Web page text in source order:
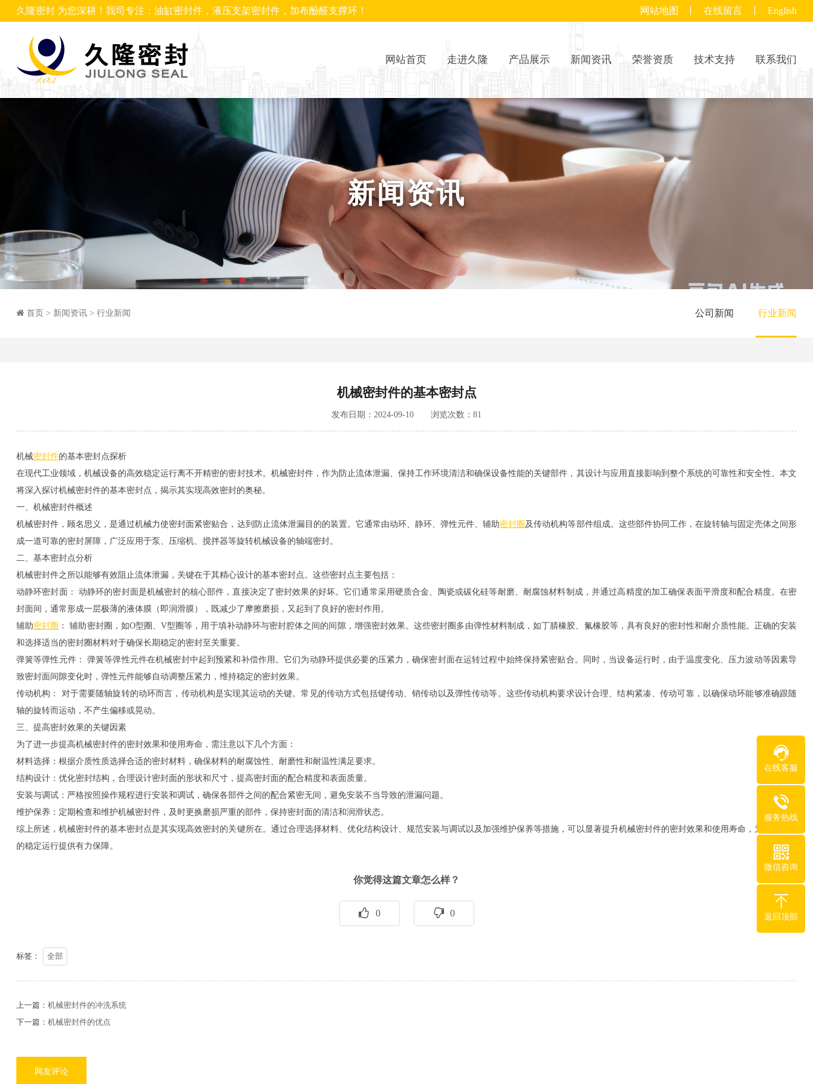
久隆密封 为您深耕！我司专注：油缸密封件，液压支架密封件，加布酚醛支撑环！ 网站地图 在线留言 English
网站首页 走进久隆 产品展示 新闻资讯 荣誉资质 技术支持 联系我们
新闻资讯
首页 > 新闻资讯> 行业新闻 公司新闻 行业新闻
机械密封件的基本密封点
发布日期：2024-09-10 浏览次数： 81
机械密封件的基本密封点探析
在现代工业领域，机械设备的高效稳定运行离不开精密的密封技术。机械密封件，作为防止流体泄漏、保持工作环境清洁和确保设备性能的关键部件，其设计与应用直接影响到整个系统的可靠性和安全性。本文
将深入探讨机械密封件的基本密封点，揭示其实现高效密封的奥秘。
一、机械密封件概述
机械密封件，顾名思义，是通过机械力使密封面紧密贴合，达到防止流体泄漏目的的装置。它通常由动环、静环、弹性元件、辅助密封圈 及传动机构等部件组成。这些部件协同工作，在旋转轴与固定壳体之间形
成一道可靠的密封屏障，广泛应用于泵、压缩机、搅拌器等旋转机械设备的轴端密封。
二、基本密封点分析
机械密封件之所以能够有效阻止流体泄漏，关键在于其精心设计的基本密封点。这些密封点主要包括：
动静环密封面： 动静环的密封面是机械密封的核心部件，直接决定了密封效果的好坏。它们通常采用硬质合金、陶瓷或碳化硅等耐磨、耐腐蚀材料制成，并通过高精度的加工确保表面平滑度和配合精度。在密
封面间，通常形成一层极薄的液体膜（即润滑膜），既减少了摩擦磨损，又起到了良好的密封作用。
辅助密封圈 ： 辅助密封圈，如O型圈、V型圈等，用于填补动静环与密封腔体之间的间隙，增强密封效果。这些密封圈多由弹性材料制成，如丁腈橡胶、氟橡胶等，具有良好的密封性和耐介质性能。正确的安装
和选择适当的密封圈材料对于确保长期稳定的密封至关重要。
弹簧等弹性元件： 弹簧等弹性元件在机械密封中起到预紧和补偿作用。它们为动静环提供必要的压紧力，确保密封面在运转过程中始终保持紧密贴合。同时，当设备运行时，由于温度变化、压力波动等因素导
致密封面间隙变化时，弹性元件能够自动调整压紧力，维持稳定的密封效果。
传动机构： 对于需要随轴旋转的动环而言，传动机构是实现其运动的关键。常见的传动方式包括键传动、销传动以及弹性传动等。这些传动机构要求设计合理、结构紧凑、传动可靠，以确保动环能够准确跟随
轴的旋转而运动，不产生偏移或晃动。
三、提高密封效果的关键因素
为了进一步提高机械密封件的密封效果和使用寿命，需注意以下几个方面：
材料选择：根据介质性质选择合适的密封材料，确保材料的耐腐蚀性、耐磨性和耐温性满足要求。
结构设计：优化密封结构，合理设计密封面的形状和尺寸，提高密封面的配合精度和表面质量。
安装与调试：严格按照操作规程进行安装和调试，确保各部件之间的配合紧密无间，避免安装不当导致的泄漏问题。
维护保养：定期检查和维护机械密封件，及时更换磨损严重的部件，保持密封面的清洁和润滑状态。
综上所述，机械密封件的基本密封点是其实现高效密封的关键所在。通过合理选择材料、优化结构设计、规范安装与调试以及加强维护保养等措施，可以显著提升机械密封件的密封效果和使用寿命，为工业设备
的稳定运行提供有力保障。
你觉得这篇文章怎么样？
0 0
标签： 全部
上一篇： 机械密封件的冲洗系统
下一篇： 机械密封件的优点
网友评论
在线客服
服务热线
微信咨询
返回顶部